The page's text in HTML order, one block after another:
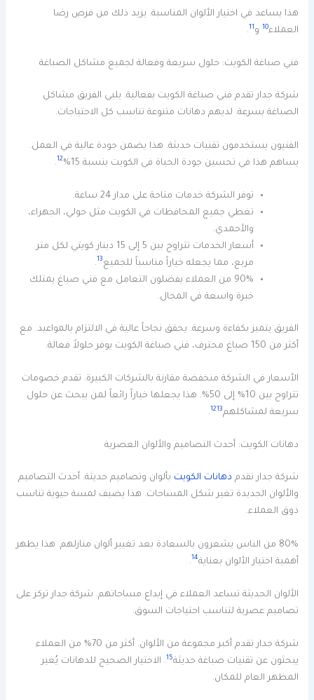
هذا يساعد في اختيار الألوان المناسبة. يزيد ذلك من فرص رضا
العملاء10 و11
.
فني صباغة الكويت: حلول سريعة وفعالة لجميع مشاكل الصباغة
شركة جدار تقدم فني صباغة الكويت بفعالية. يلبي الفريق مشاكل
الصباغة بسرعة. لديهم دهانات متنوعة تناسب كل الاحتياجات.
الفنيون يستخدمون تقنيات حديثة. هذا يضمن جودة عالية في العمل.
يساهم هذا في تحسين جودة الحياة في الكويت بنسبة 15%
12
.
توفر الشركة خدمات متاحة على مدار 24 ساعة.
تغطي جميع المحافظات في الكويت مثل حولي، الجهراء،
والأحمدي.
أسعار الخدمات تتراوح بين 5 إلى 15 دينار كويتي لكل متر
مربع، مما يجعله خياراً مناسباً للجميع13
.
90% من العملاء يفضلون التعامل مع فني صباغ يمتلك
خبرة واسعة في المجال.
الفريق يتميز بكفاءة وسرعة. يحقق نجاحاً عالية في الالتزام بالمواعيد. مع
أكثر من 150 صباغ محترف، فني صباغة الكويت يوفر حلولاً فعالة.
الأسعار في الشركة منخفضة مقارنة بالشركات الكبيرة. تقدم خصومات
تتراوح بين 10% إلى 50%. هذا يجعلها خياراً رائعاً لمن يبحث عن حلول
سريعة لمشاكلهم
1213
.
دهانات الكويت: أحدث التصاميم والألوان العصرية
شركة جدار تقدم دهانات الكويت بألوان وتصاميم حديثة. أحدث التصاميم
والألوان الجديدة تغير شكل المساحات. هذا يضيف لمسة حيوية تناسب
ذوق العملاء.
80% من الناس يشعرون بالسعادة بعد تغيير ألوان منازلهم. هذا يظهر
أهمية اختيار الألوان بعناية14
.
الألوان الحديثة تساعد العملاء في إبداع مساحاتهم. شركة جدار تركز على
تصاميم عصرية لتناسب احتياجات السوق.
شركة جدار تقدم أكبر مجموعة من الألوان. أكثر من 70% من العملاء
يبحثون عن تقنيات صباغة حديثة15. الاختيار الصحيح للدهانات يُغير
المظهر العام للمكان.